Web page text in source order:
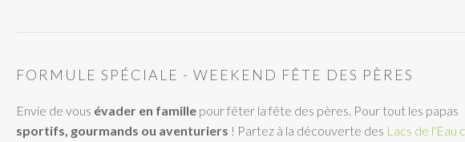
FORMULE SPÉCIALE - WEEKEND FÊTE DES PÈRES
Envie de vous évader en famille pour fêter la fête des pères. Pour tout les papas
sportifs, gourmands ou aventuriers ! Partez à la découverte des Lacs de l'Eau